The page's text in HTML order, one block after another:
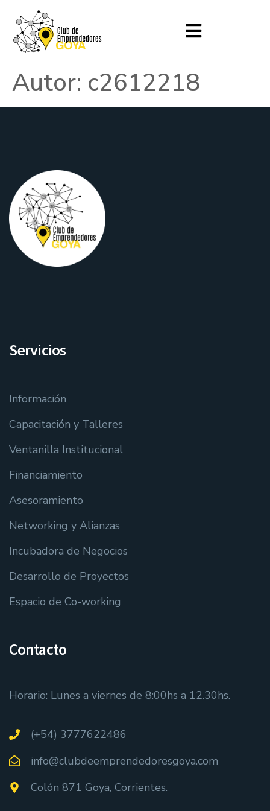
Autor: c2612218
Servicios
Información
Capacitación y Talleres
Ventanilla Institucional
Financiamiento
Asesoramiento
Networking y Alianzas
Incubadora de Negocios
Desarrollo de Proyectos
Espacio de Co-working
Contacto
Horario: Lunes a viernes de 8:00hs a 12.30hs.
(+54) 3777622486
info@clubdeemprendedoresgoya.com
Colón 871 Goya, Corrientes.